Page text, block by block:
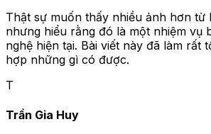
Thật sự muốn thấy nhiều ảnh hơn từ
nhưng hiểu rằng đó là một nhiệm vụ
nghệ hiện tại. Bài viết này đã làm rất
hợp những gì có được.
T
Trần Gia Huy